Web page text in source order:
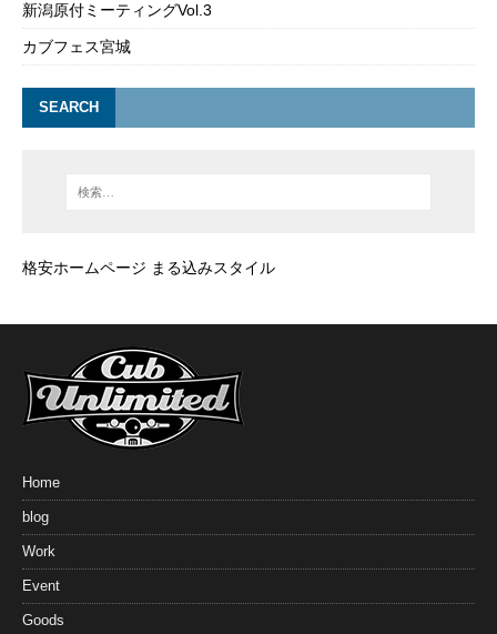
新潟原付ミーティングVol.3
カブフェス宮城
SEARCH
格安ホームページ まる込みスタイル
Home
blog
Work
Event
Goods